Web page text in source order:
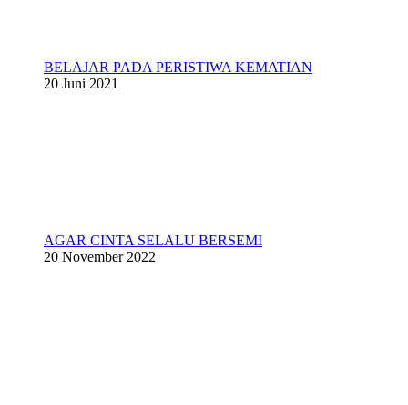
BELAJAR PADA PERISTIWA KEMATIAN
20 Juni 2021
AGAR CINTA SELALU BERSEMI
20 November 2022